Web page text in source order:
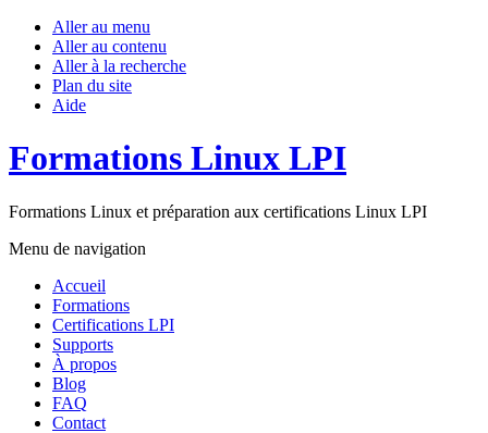
Aller au menu
Aller au contenu
Aller à la recherche
Plan du site
Aide
Formations Linux LPI
Formations Linux et préparation aux certifications Linux LPI
Menu de navigation
Accueil
Formations
Certifications LPI
Supports
À propos
Blog
FAQ
Contact